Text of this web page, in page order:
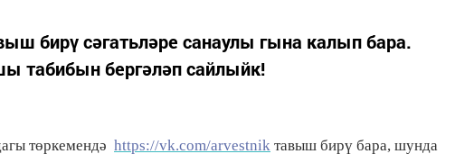
бирү сәгатьләре санаулы гына калып бара.
табибын бергәләп сайлыйк!
төркемендә https://vk.com/arvestnik тавыш бирү бара, шунда